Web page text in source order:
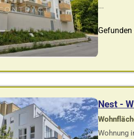
...
Nest -
Wohnung